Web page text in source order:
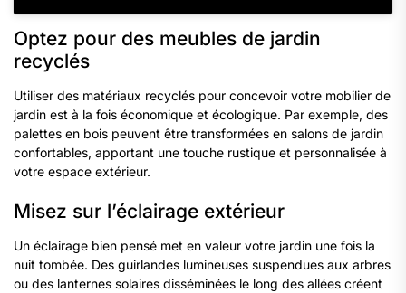
Optez pour des meubles de jardin
recyclés
Utiliser des matériaux recyclés pour concevoir votre mobilier de
jardin est à la fois économique et écologique. Par exemple, des
palettes en bois peuvent être transformées en salons de jardin
confortables, apportant une touche rustique et personnalisée à
votre espace extérieur.
Misez sur l’éclairage extérieur
Un éclairage bien pensé met en valeur votre jardin une fois la
nuit tombée. Des guirlandes lumineuses suspendues aux arbres
ou des lanternes solaires disséminées le long des allées créent